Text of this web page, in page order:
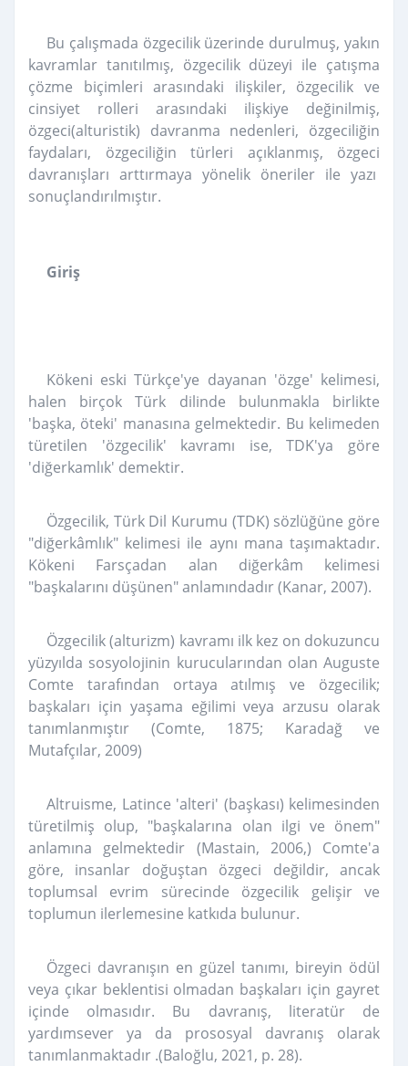
Bu çalışmada özgecilik üzerinde durulmuş, yakın
kavramlar tanıtılmış, özgecilik düzeyi ile çatışma
çözme biçimleri arasındaki ilişkiler, özgecilik ve
cinsiyet rolleri arasındaki ilişkiye değinilmiş,
özgeci(alturistik) davranma nedenleri, özgeciliğin
faydaları, özgeciliğin türleri açıklanmış, özgeci
davranışları arttırmaya yönelik öneriler ile yazı
sonuçlandırılmıştır.
Giriş
Kökeni eski Türkçe'ye dayanan 'özge' kelimesi,
halen birçok Türk dilinde bulunmakla birlikte
'başka, öteki' manasına gelmektedir. Bu kelimeden
türetilen 'özgecilik' kavramı ise, TDK'ya göre
'diğerkamlık' demektir.
Özgecilik, Türk Dil Kurumu (TDK) sözlüğüne göre
"diğerkâmlık" kelimesi ile aynı mana taşımaktadır.
Kökeni Farsçadan alan diğerkâm kelimesi
"başkalarını düşünen" anlamındadır (Kanar, 2007).
Özgecilik (alturizm) kavramı ilk kez on dokuzuncu
yüzyılda sosyolojinin kurucularından olan Auguste
Comte tarafından ortaya atılmış ve özgecilik;
başkaları için yaşama eğilimi veya arzusu olarak
tanımlanmıştır (Comte, 1875; Karadağ ve
Mutafçılar, 2009)
Altruisme, Latince 'alteri' (başkası) kelimesinden
türetilmiş olup, "başkalarına olan ilgi ve önem"
anlamına gelmektedir (Mastain, 2006,) Comte'a
göre, insanlar doğuştan özgeci değildir, ancak
toplumsal evrim sürecinde özgecilik gelişir ve
toplumun ilerlemesine katkıda bulunur.
Özgeci davranışın en güzel tanımı, bireyin ödül
veya çıkar beklentisi olmadan başkaları için gayret
içinde olmasıdır. Bu davranış, literatür de
yardımsever ya da prososyal davranış olarak
tanımlanmaktadır .(Baloğlu, 2021, p. 28).